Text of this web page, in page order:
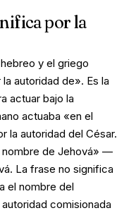
por la
y el griego
autoridad de». Es la
actuar bajo la
actuaba «en el
la autoridad del César.
nombre de Jehová» —
La frase no significa
el nombre del
comisionada